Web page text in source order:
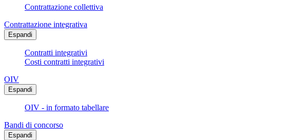
Contrattazione collettiva
Contrattazione integrativa
Espandi
Contratti integrativi
Costi contratti integrativi
OIV
Espandi
OIV - in formato tabellare
Bandi di concorso
Espandi